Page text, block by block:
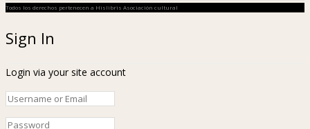
Todos los derechos pertenecen a Hislibris Asociación cultural
Sign In
Login via your site account